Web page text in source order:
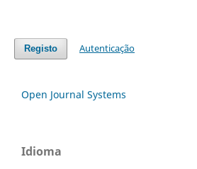
Registo Autenticação
Open Journal Systems
Idioma